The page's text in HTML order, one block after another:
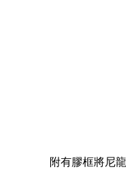
附有膠框將尼